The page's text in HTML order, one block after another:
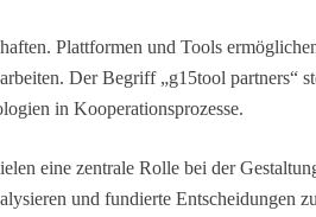
Plattformen und Tools
Der Begriff „g15tool partners“
in Kooperationsprozesse.
eine zentrale Rolle bei der
und fundierte Entscheidungen